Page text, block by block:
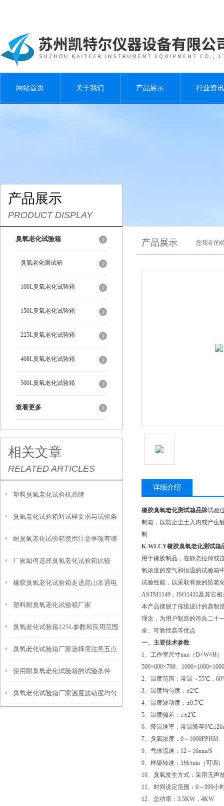
网站首页 关于我们 产品展示 行业资讯
产品展示
PRODUCT DISPLAY
臭氧老化试验箱
臭氧老化测试箱
100L臭氧老化试验箱
150L臭氧老化试验箱
225L臭氧老化试验箱
408L臭氧老化试验箱
500L臭氧老化试验箱
查看更多
相关文章
RELATED ARTICLES
塑料臭氧老化试验机品牌
臭氧老化试验箱对试样要求与试验条
件有哪些？
耐臭氧老化试验箱使用注意事项有哪
些？
厂家如何选择臭氧老化试验箱比较
好？
橡胶臭氧老化试验箱走进昆山富通电
子有限公司
塑料耐臭氧老化试验箱厂家
臭氧老化试验箱225L参数和应用范围
臭氧老化试验箱厂家选择需注意五点
使用耐臭氧老化试验箱的试验条件
臭氧老化试验箱厂家温度波动度均匀
产品展示 您现在的
详细介绍
橡胶臭氧老化测试箱品牌试验
制箱，以防止尘土入内或产生
制
K-WLCY橡胶臭氧老化测试箱
用于橡胶制品，在静态拉伸或
氧浓度的空气和恒温的试验箱
试验性能，以采取有效的防老
ASTM1149，ISO1431及其它
本产品摆脱了传统设计的高制
理念，为用户制造的符合二十
全、可靠性高等优点
一、主要技术参数
1、工作室尺寸mm（D×W×H
500×600×700、
2、温度范围：常温～55℃，
3、温度均匀度：±2℃
4、温度波动度：±0.5℃
5、温度偏差：≤±2℃
6、降温速率：常温降至
7、臭氧浓度：0～1000PPHM
9、气体流速：12～16mm/S
9、样架转速：1转/min（可调）
10、臭氧发生方式：采用无声
11、时间设定范围：0～999小
12、总功率：3.5KW，4KW